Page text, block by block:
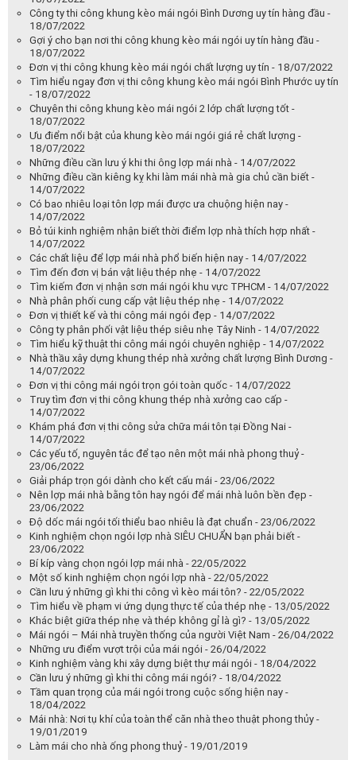
Công ty thi công khung kèo mái ngói Bình Dương uy tín hàng đầu -
18/07/2022
Gợi ý cho bạn nơi thi công khung kèo mái ngói uy tín hàng đầu -
18/07/2022
Đơn vị thi công khung kèo mái ngói chất lượng uy tín - 18/07/2022
Tìm hiểu ngay đơn vị thi công khung kèo mái ngói Bình Phước uy tín
- 18/07/2022
Chuyên thi công khung kèo mái ngói 2 lớp chất lượng tốt -
18/07/2022
Ưu điểm nổi bật của khung kèo mái ngói giá rẻ chất lượng -
18/07/2022
Những điều cần lưu ý khi thi ông lợp mái nhà - 14/07/2022
Những điều cần kiêng kỵ khi làm mái nhà mà gia chủ cần biết -
14/07/2022
Có bao nhiêu loại tôn lợp mái được ưa chuộng hiện nay -
14/07/2022
Bỏ túi kinh nghiệm nhận biết thời điểm lợp nhà thích hợp nhất -
14/07/2022
Các chất liệu để lợp mái nhà phổ biến hiện nay - 14/07/2022
Tìm đến đơn vị bán vật liệu thép nhẹ - 14/07/2022
Tìm kiếm đơn vị nhận sơn mái ngói khu vực TPHCM - 14/07/2022
Nhà phân phối cung cấp vật liệu thép nhẹ - 14/07/2022
Đơn vị thiết kế và thi công mái ngói đẹp - 14/07/2022
Công ty phân phối vật liệu thép siêu nhẹ Tây Ninh - 14/07/2022
Tìm hiểu kỹ thuật thi công mái ngói chuyên nghiệp - 14/07/2022
Nhà thầu xây dựng khung thép nhà xưởng chất lượng Bình Dương -
14/07/2022
Đơn vị thi công mái ngói trọn gói toàn quốc - 14/07/2022
Truy tìm đơn vị thi công khung thép nhà xưởng cao cấp -
14/07/2022
Khám phá đơn vị thi công sửa chữa mái tôn tại Đồng Nai -
14/07/2022
Các yếu tố, nguyên tắc để tạo nên một mái nhà phong thuỷ -
23/06/2022
Giải pháp trọn gói dành cho kết cấu mái - 23/06/2022
Nên lợp mái nhà bằng tôn hay ngói để mái nhà luôn bền đẹp -
23/06/2022
Độ dốc mái ngói tối thiểu bao nhiêu là đạt chuẩn - 23/06/2022
Kinh nghiệm chọn ngói lợp nhà SIÊU CHUẨN bạn phải biết -
23/06/2022
Bí kíp vàng chọn ngói lợp mái nhà - 22/05/2022
Một số kinh nghiệm chọn ngói lợp nhà - 22/05/2022
Cần lưu ý những gì khi thi công vì kèo mái tôn? - 22/05/2022
Tìm hiểu về phạm vi ứng dụng thực tế của thép nhẹ - 13/05/2022
Khác biệt giữa thép nhẹ và thép không gỉ là gì? - 13/05/2022
Mái ngói – Mái nhà truyền thống của người Việt Nam - 26/04/2022
Những ưu điểm vượt trội của mái ngói - 26/04/2022
Kinh nghiệm vàng khi xây dựng biệt thự mái ngói - 18/04/2022
Cần lưu ý những gì khi thi công mái ngói? - 18/04/2022
Tầm quan trọng của mái ngói trong cuộc sống hiện nay -
18/04/2022
Mái nhà: Nơi tụ khí của toàn thể căn nhà theo thuật phong thủy -
19/01/2019
Làm mái cho nhà ống phong thuỷ - 19/01/2019